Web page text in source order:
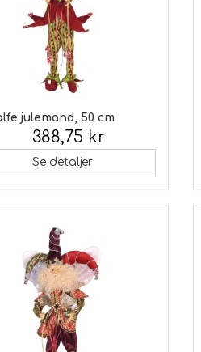
julemand, 50 cm
388,75 kr
Se detaljer